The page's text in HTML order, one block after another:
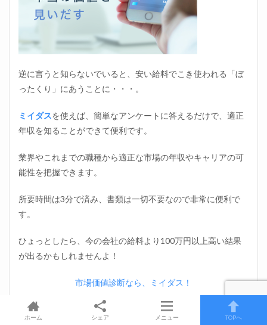
逆に言うと知らないでいると、安い給料でこき使われる「ぼ
ったくり」にあうことに・・・。
ミイダスを使えば、簡単なアンケートに答えるだけで、適正
年収を知ることができて便利です。
業界やこれまでの職種から適正な市場の年収やキャリアの可
能性を把握できます。
所要時間は3分で済み、書類は一切不要なので非常に便利で
す。
ひょっとしたら、今の会社の給料より100万円以上高い結果
が出るかもしれませんよ！
市場価値診断なら、ミイダス！
【公式】ミイダスで市場価値を調べる
ホーム シェア メニュー TOPへ